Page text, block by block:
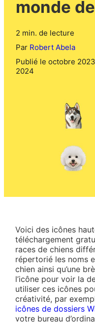
monde
2 min. de lecture
Par Robert Abela
Publié le octobre 2023
2024
Voici des icônes
téléchargement
races de chiens
répertorié les noms
chien ainsi qu’une
l’icône pour voir la
utiliser ces icônes
créativité, par
icônes de dossiers
votre bureau